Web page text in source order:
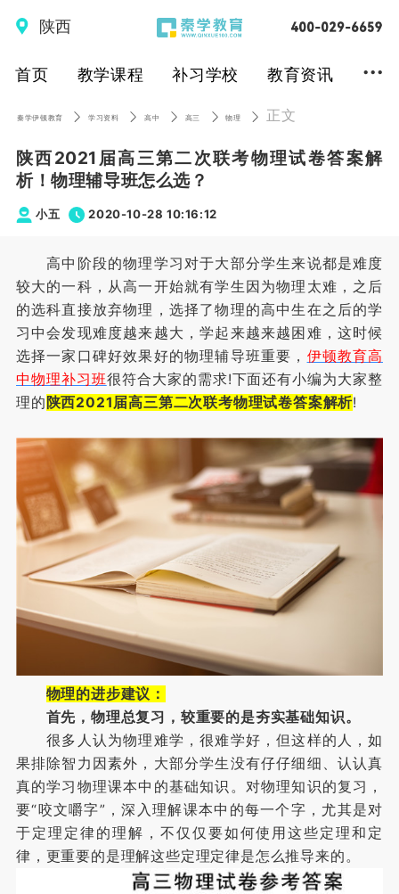
陕西
首页 教学课程 补习学校 教育资讯 ...
秦学伊顿教育 学习资料 高中 高三 物理 正文
陕西2021届高三第二次联考物理试卷答案解
析！物理辅导班怎么选？
小五 2020-10-28 10:16:12
高中阶段的物理学习对于大部分学生来说都是难度
较大的一科，从高一开始就有学生因为物理太难，之后
的选科直接放弃物理，选择了物理的高中生在之后的学
习中会发现难度越来越大，学起来越来越困难，这时候
选择一家口碑好效果好的物理辅导班重要， 伊顿教育高
中物理补习班很符合大家的需求!下面还有小编为大家整
理的 陕西2021届高三第二次联考物理试卷答案解析!
物理的进步建议：
首先，物理总复习，较重要的是夯实基础知识。
很多人认为物理难学，很难学好，但这样的人，如
果排除智力因素外，大部分学生没有仔仔细细、认认真
真的学习物理课本中的基础知识。对物理知识的复习，
要“咬文嚼字”，深入理解课本中的每一个字，尤其是对
于定理定律的理解，不仅仅要如何使用这些定理和定
律，更重要的是理解这些定理定律是怎么推导来的。